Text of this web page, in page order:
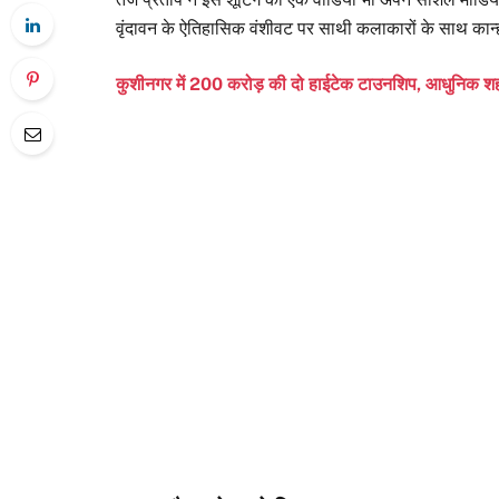
वृंदावन के ऐतिहासिक वंशीवट पर साथी कलाकारों के साथ
कुशीनगर में 200 करोड़ की दो हाईटेक टाउनशिप, आधुनिक